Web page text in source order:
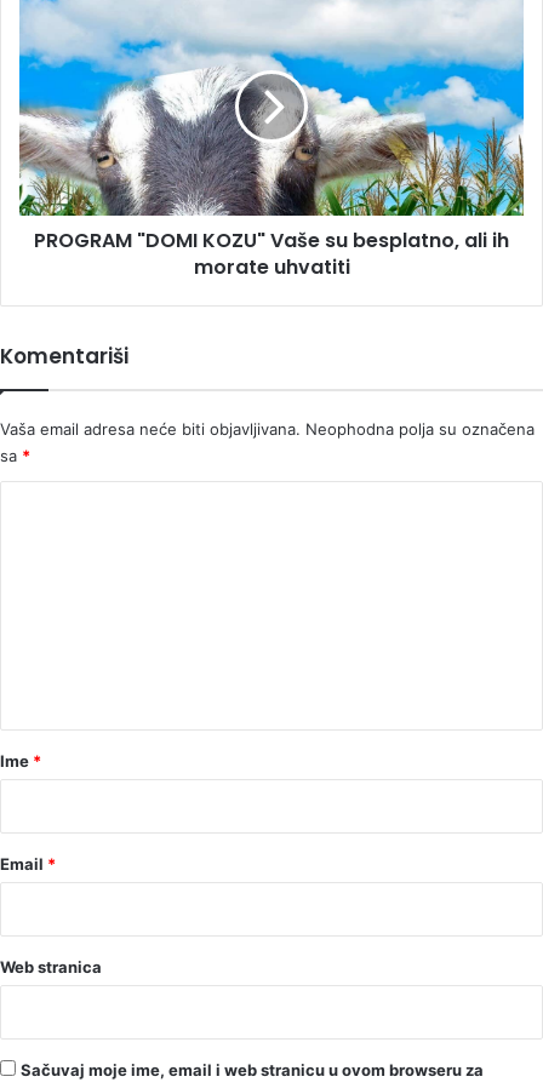
anđela,
onda
reći
sve..."
PROGRAM
KOZU"
su
besplatno,
ali
ih
morate
uhvatiti
PROGRAM "DOMI KOZU" Vaše su besplatno, ali ih
morate uhvatiti
Komentariši
Vaša email adresa neće biti objavljivana. Neophodna polja su označena
sa *
rIme *
Email *
Web stranica
Sačuvaj moje ime, email i web stranicu u ovom browseru za